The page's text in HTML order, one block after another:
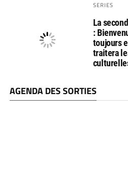
SERIES
La
:
toujours
traitera
AGENDA DES SORTIES